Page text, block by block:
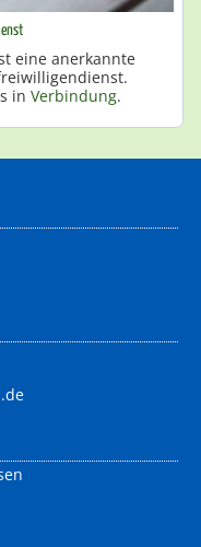
eine anerkannte
in Verbindung.